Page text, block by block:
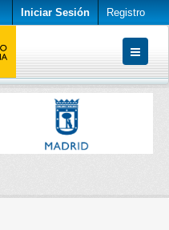
Iniciar Sesión Registro